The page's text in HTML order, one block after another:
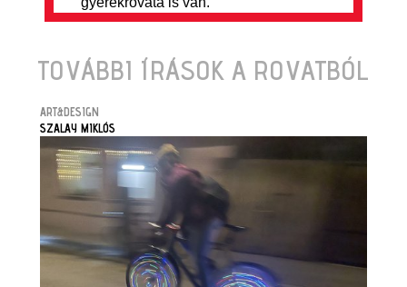
TOVÁBBI ÍRÁSOK A ROVATBÓL
ART&DESIGN
SZALAY MIKLÓS